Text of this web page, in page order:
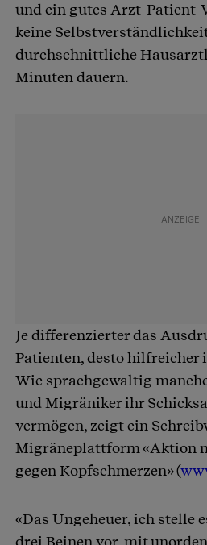
und ein gutes Arzt-Patient-
keine
durchschnittliche
Minuten dauern.
Je differenzierter das
Patienten, desto hilfreicher
Wie sprachgewaltig
und Migräniker ihr
vermögen, zeigt ein
Migräneplattform «Aktion
gegen Kopfschmerzen» (
«Das Ungeheuer, ich stelle
drei Beinen vor, mit